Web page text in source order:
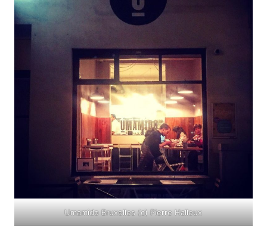
Umamido Bruxelles (c) Pierre Halleux